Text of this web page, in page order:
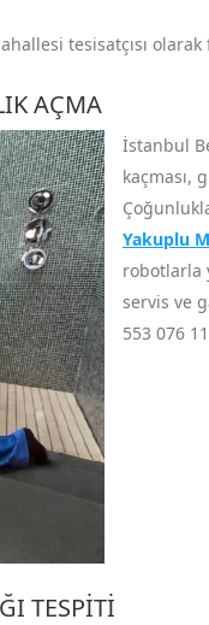
tesisatçısı
AÇMA
İstanbul
kaçması,
Yakuplu
robotlarla
servis ve
553 076
TESPITI